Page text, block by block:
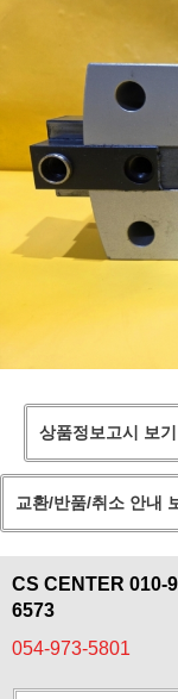
상품정보고시 보기
교환/반품/취소 안내
CS CENTER 010-
6573
054-973-5801